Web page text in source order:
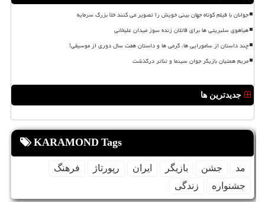
جوانان با فیلم کوتاه جهان بینی خویش را تصویر می کنند خلأ بزرگ سرمایه
هیاهوی سلبریتی ها برای قاتلان زنده سوز میدان علیخانی
چند داستان از سامورایی ها، گرمی ها و داستان هفت سال دوری از موسیقی!
مریم همتیان بازیگر جوان سینما و تئاتر درگذشت
جدیدترین ها
KARAMOND Tags
مد جشن بازیگر ایران رپورتاژ
فرهنگ
جشنواره
زندگی